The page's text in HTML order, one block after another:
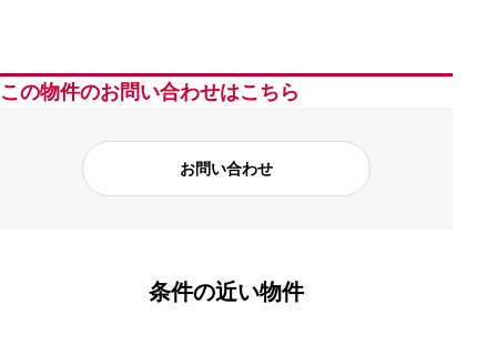
この物件のお問い合わせはこちら
お問い合わせ
条件の近い物件